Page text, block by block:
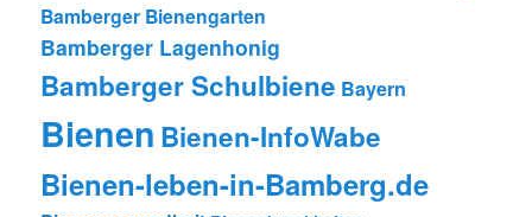
Bamberger Bienengarten
Bamberger Lagenhonig
Bamberger Schulbiene Bayern
Bienen Bienen-InfoWabe
Bienen-leben-in-Bamberg.de